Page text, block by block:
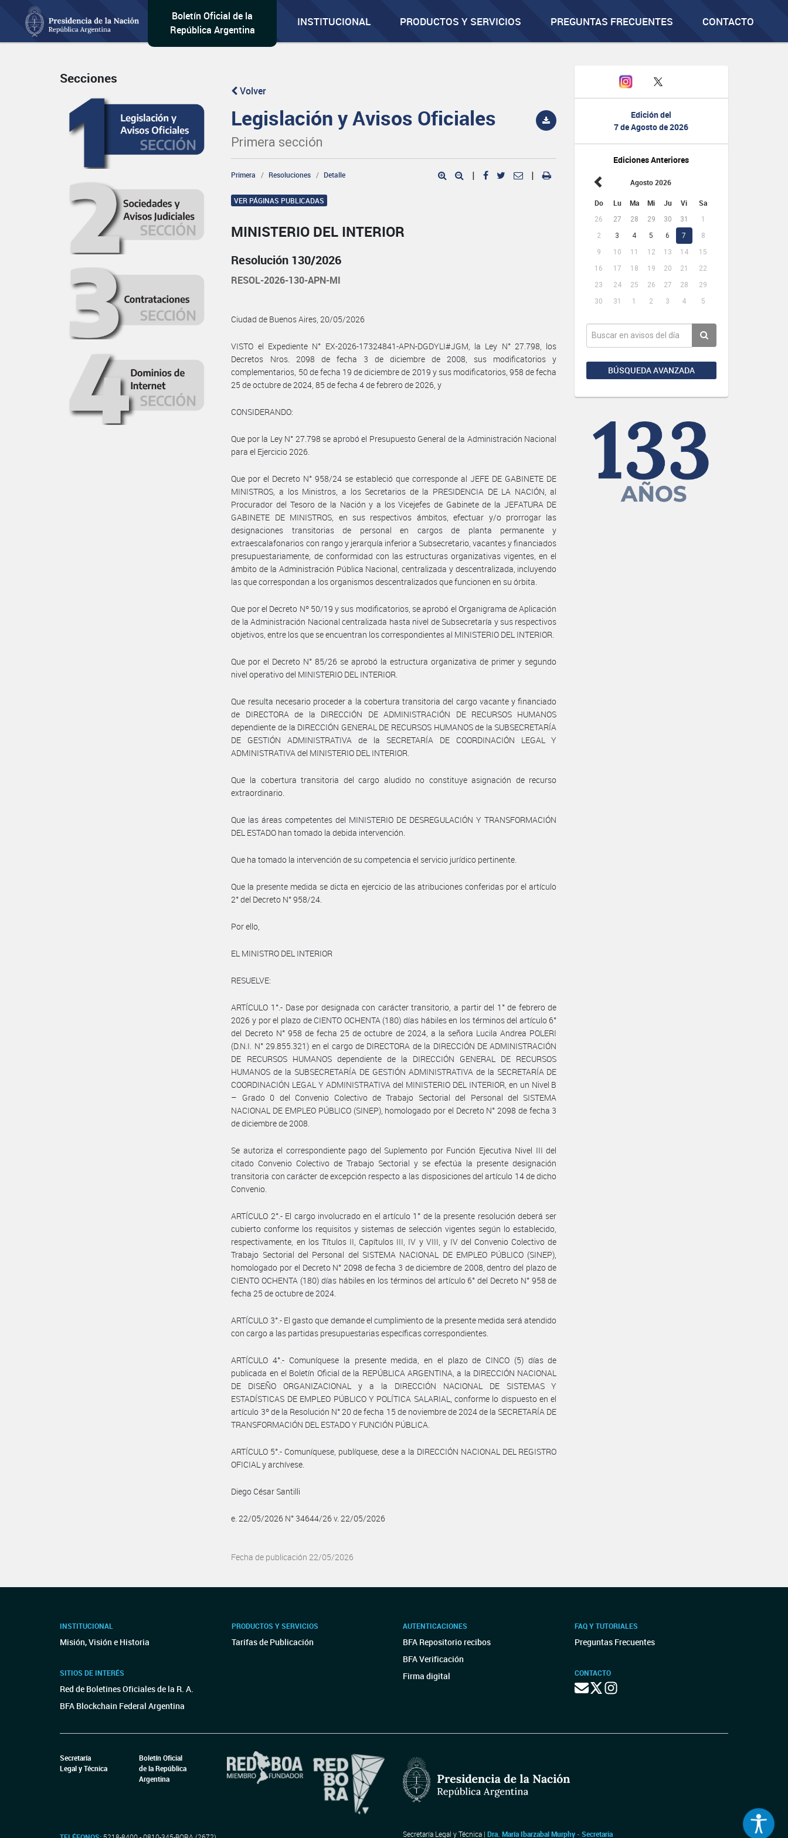
Boletín Oficial de la
República Argentina
INSTITUCIONAL PRODUCTOS Y SERVICIOS PREGUNTAS FRECUENTES CONTACTO
Edición del
7 de Agosto de 2026
Ediciones Anteriores
Agosto 2026
Do Lu Ma Mi Ju Vi Sa
26 27 28 29 30 31
1
2
3 4 5 6 7
8
9
10 11 12 13 14
15
16
17 18 19 20 21
22
23
24 25 26 27 28
29
30
31 1 2 3 4 5
BÚSQUEDA AVANZADA
Secciones
Volver
Legislación y Avisos Oficiales
Primera sección
Primera Resoluciones Detalle | |
VER PÁGINAS PUBLICADAS
MINISTERIO DEL INTERIOR
Resolución 130/2026
RESOL-2026-130-APN-MI
Ciudad de Buenos Aires, 20/05/2026
VISTO el Expediente N° EX-2026-17324841-APN-DGDYLI#JGM, la Ley N° 27.798, los
Decretos Nros. 2098 de fecha 3 de diciembre de 2008, sus modificatorios y
complementarios, 50 de fecha 19 de diciembre de 2019 y sus modificatorios, 958 de fecha
25 de octubre de 2024, 85 de fecha 4 de febrero de 2026, y
CONSIDERANDO:
Que por la Ley N° 27.798 se aprobó el Presupuesto General de la Administración Nacional
para el Ejercicio 2026.
Que por el Decreto N° 958/24 se estableció que corresponde al JEFE DE GABINETE DE
MINISTROS, a los Ministros, a los Secretarios de la PRESIDENCIA DE LA NACIÓN, al
Procurador del Tesoro de la Nación y a los Vicejefes de Gabinete de la JEFATURA DE
GABINETE DE MINISTROS, en sus respectivos ámbitos, efectuar y/o prorrogar las
designaciones transitorias de personal en cargos de planta permanente y
extraescalafonarios con rango y jerarquía inferior a Subsecretario, vacantes y financiados
presupuestariamente, de conformidad con las estructuras organizativas vigentes, en el
ámbito de la Administración Pública Nacional, centralizada y descentralizada, incluyendo
las que correspondan a los organismos descentralizados que funcionen en su órbita.
Que por el Decreto Nº 50/19 y sus modificatorios, se aprobó el Organigrama de Aplicación
de la Administración Nacional centralizada hasta nivel de Subsecretaría y sus respectivos
objetivos, entre los que se encuentran los correspondientes al MINISTERIO DEL INTERIOR.
Que por el Decreto N° 85/26 se aprobó la estructura organizativa de primer y segundo
nivel operativo del MINISTERIO DEL INTERIOR.
Que resulta necesario proceder a la cobertura transitoria del cargo vacante y financiado
de DIRECTORA de la DIRECCIÓN DE ADMINISTRACIÓN DE RECURSOS HUMANOS
dependiente de la DIRECCIÓN GENERAL DE RECURSOS HUMANOS de la SUBSECRETARÍA
DE GESTIÓN ADMINISTRATIVA de la SECRETARÍA DE COORDINACIÓN LEGAL Y
ADMINISTRATIVA del MINISTERIO DEL INTERIOR.
Que la cobertura transitoria del cargo aludido no constituye asignación de recurso
extraordinario.
Que las áreas competentes del MINISTERIO DE DESREGULACIÓN Y TRANSFORMACIÓN
DEL ESTADO han tomado la debida intervención.
Que ha tomado la intervención de su competencia el servicio jurídico pertinente.
Que la presente medida se dicta en ejercicio de las atribuciones conferidas por el artículo
2° del Decreto N° 958/24.
Por ello,
EL MINISTRO DEL INTERIOR
RESUELVE:
ARTÍCULO 1°.- Dase por designada con carácter transitorio, a partir del 1° de febrero de
2026 y por el plazo de CIENTO OCHENTA (180) días hábiles en los términos del artículo 6°
del Decreto N° 958 de fecha 25 de octubre de 2024, a la señora Lucila Andrea POLERI
(D.N.I. N° 29.855.321) en el cargo de DIRECTORA de la DIRECCIÓN DE ADMINISTRACIÓN
DE RECURSOS HUMANOS dependiente de la DIRECCIÓN GENERAL DE RECURSOS
HUMANOS de la SUBSECRETARÍA DE GESTIÓN ADMINISTRATIVA de la SECRETARÍA DE
COORDINACIÓN LEGAL Y ADMINISTRATIVA del MINISTERIO DEL INTERIOR, en un Nivel B
– Grado 0 del Convenio Colectivo de Trabajo Sectorial del Personal del SISTEMA
NACIONAL DE EMPLEO PÚBLICO (SINEP), homologado por el Decreto N° 2098 de fecha 3
de diciembre de 2008.
Se autoriza el correspondiente pago del Suplemento por Función Ejecutiva Nivel III del
citado Convenio Colectivo de Trabajo Sectorial y se efectúa la presente designación
transitoria con carácter de excepción respecto a las disposiciones del artículo 14 de dicho
Convenio.
ARTÍCULO 2°.- El cargo involucrado en el artículo 1° de la presente resolución deberá ser
cubierto conforme los requisitos y sistemas de selección vigentes según lo establecido,
respectivamente, en los Títulos II, Capítulos III, IV y VIII, y IV del Convenio Colectivo de
Trabajo Sectorial del Personal del SISTEMA NACIONAL DE EMPLEO PÚBLICO (SINEP),
homologado por el Decreto N° 2098 de fecha 3 de diciembre de 2008, dentro del plazo de
CIENTO OCHENTA (180) días hábiles en los términos del artículo 6° del Decreto N° 958 de
fecha 25 de octubre de 2024.
ARTÍCULO 3°.- El gasto que demande el cumplimiento de la presente medida será atendido
con cargo a las partidas presupuestarias específicas correspondientes.
ARTÍCULO 4°.- Comuníquese la presente medida, en el plazo de CINCO (5) días de
publicada en el Boletín Oficial de la REPÚBLICA ARGENTINA, a la DIRECCIÓN NACIONAL
DE DISEÑO ORGANIZACIONAL y a la DIRECCIÓN NACIONAL DE SISTEMAS Y
ESTADÍSTICAS DE EMPLEO PÚBLICO Y POLÍTICA SALARIAL, conforme lo dispuesto en el
artículo 3º de la Resolución N° 20 de fecha 15 de noviembre de 2024 de la SECRETARÍA DE
TRANSFORMACIÓN DEL ESTADO Y FUNCIÓN PÚBLICA.
ARTÍCULO 5°.- Comuníquese, publíquese, dese a la DIRECCIÓN NACIONAL DEL REGISTRO
OFICIAL y archívese.
Diego César Santilli
e. 22/05/2026 N° 34644/26 v. 22/05/2026
Fecha de publicación 22/05/2026
INSTITUCIONAL
Misión, Visión e Historia
SITIOS DE INTERÉS
Red de Boletines Oficiales de la R. A.
BFA Blockchain Federal Argentina
PRODUCTOS Y SERVICIOS
Tarifas de Publicación
AUTENTICACIONES
BFA Repositorio recibos
BFA Verificación
Firma digital
FAQ Y TUTORIALES
Preguntas Frecuentes
CONTACTO
Secretaría
Legal y Técnica
Boletín Oficial
de la República
Argentina
Secretaría Legal y Técnica | Dra. María Ibarzabal Murphy - Secretaria